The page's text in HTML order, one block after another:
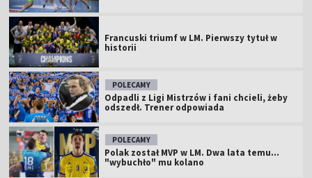
Francuski triumf w LM. Pierwszy tytuł w
historii
POLECAMY
Odpadli z Ligi Mistrzów i fani chcieli, żeby
odszedł. Trener odpowiada
POLECAMY
Polak został MVP w LM. Dwa lata temu...
"wybuchło" mu kolano